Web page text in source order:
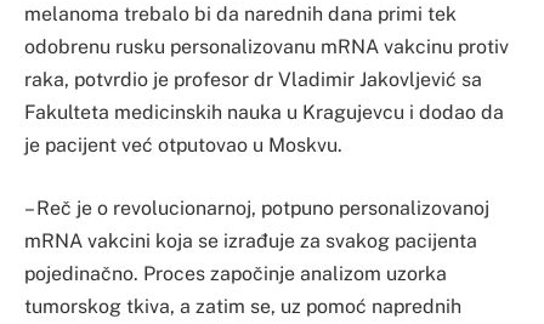
melanoma trebalo bi da narednih dana primi tek
odobrenu rusku personalizovanu mRNA vakcinu protiv
raka, potvrdio je profesor dr Vladimir Jakovljević sa
Fakulteta medicinskih nauka u Kragujevcu i dodao da
je pacijent već otputovao u Moskvu.
– Reč je o revolucionarnoj, potpuno personalizovanoj
mRNA vakcini koja se izrađuje za svakog pacijenta
pojedinačno. Proces započinje analizom uzorka
tumorskog tkiva, a zatim se, uz pomoć naprednih